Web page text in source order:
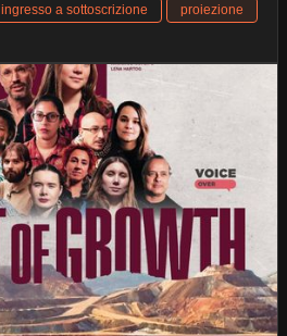
ingresso a sottoscrizione
proiezione